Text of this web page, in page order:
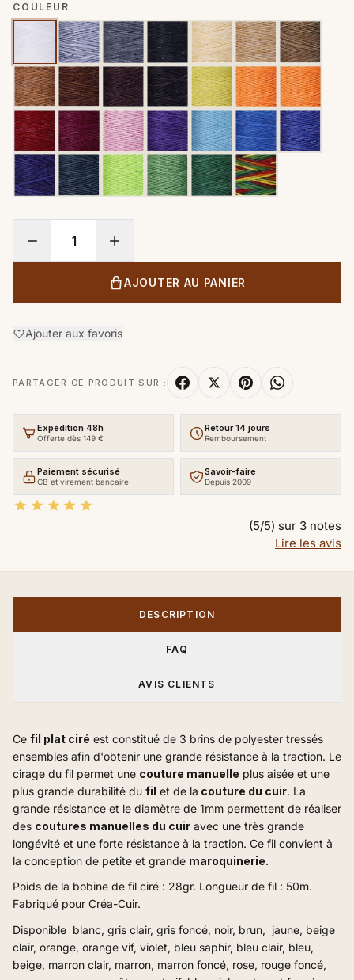
COULEUR
AJOUTER AU PANIER
Ajouter aux favoris
PARTAGER CE PRODUIT SUR :
Expédition 48h
Offerte dès 149 €
Retour 14 jours
Remboursement
Paiement sécurisé
CB et virement bancaire
Savoir-faire
Depuis 2009
    
(5/5) sur 3 notes
Lire les avis
DESCRIPTION
FAQ
AVIS CLIENTS
Ce fil plat ciré est constitué de 3 brins de polyester tressés
ensembles afin d'obtenir une grande résistance à la traction. Le
cirage du fil permet une couture manuelle plus aisée et une
plus grande durabilité du fil et de la couture du cuir. La
grande résistance et le diamètre de 1mm permettent de réaliser
des coutures manuelles du cuir avec une très grande
longévité et une forte résistance à la traction. Ce fil convient à
la conception de petite et grande maroquinerie.
Poids de la bobine de fil ciré : 28gr. Longueur de fil : 50m.
Fabriqué pour Créa-Cuir.
Disponible blanc, gris clair, gris foncé, noir, brun, jaune, beige
clair, orange, orange vif, violet, bleu saphir, bleu clair, bleu,
beige, marron clair, marron, marron foncé, rose, rouge foncé,